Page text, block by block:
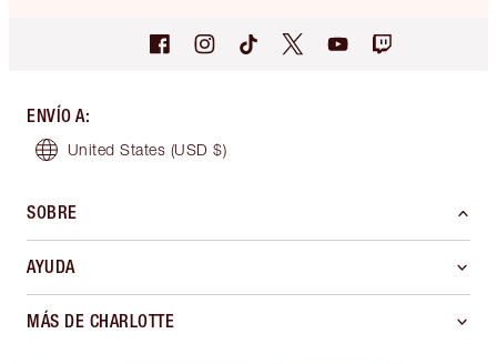
ENVÍO A:
United States (USD $)
SOBRE
AYUDA
MÁS DE CHARLOTTE